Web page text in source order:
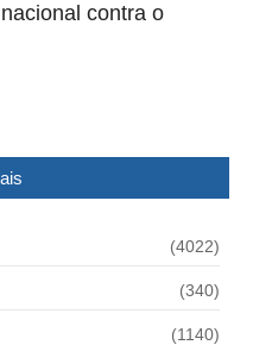
contra o
(4022)
(340)
(1140)